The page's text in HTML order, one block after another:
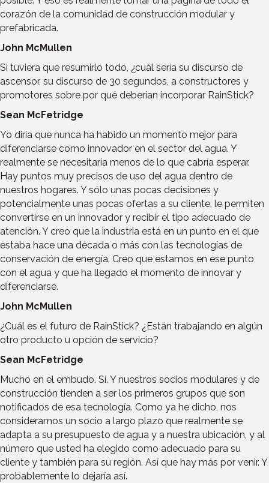
corazón de la comunidad de construcción modular y
prefabricada.
John McMullen
Si tuviera que resumirlo todo, ¿cuál sería su discurso de
ascensor, su discurso de 30 segundos, a constructores y
promotores sobre por qué deberían incorporar RainStick?
Sean McFetridge
Yo diría que nunca ha habido un momento mejor para
diferenciarse como innovador en el sector del agua. Y
realmente se necesitaría menos de lo que cabría esperar.
Hay puntos muy precisos de uso del agua dentro de
nuestros hogares. Y sólo unas pocas decisiones y
potencialmente unas pocas ofertas a su cliente, le permiten
convertirse en un innovador y recibir el tipo adecuado de
atención. Y creo que la industria está en un punto en el que
estaba hace una década o más con las tecnologías de
conservación de energía. Creo que estamos en ese punto
con el agua y que ha llegado el momento de innovar y
diferenciarse.
John McMullen
¿Cuál es el futuro de RainStick? ¿Están trabajando en algún
otro producto u opción de servicio?
Sean McFetridge
Mucho en el embudo. Sí. Y nuestros socios modulares y de
construcción tienden a ser los primeros grupos que son
notificados de esa tecnología. Como ya he dicho, nos
consideramos un socio a largo plazo que realmente se
adapta a su presupuesto de agua y a nuestra ubicación, y al
número que usted ha elegido como adecuado para su
cliente y también para su región. Así que hay más por venir. Y
probablemente lo dejaría así.